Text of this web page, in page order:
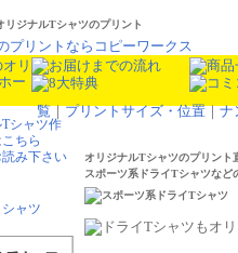
リジナルTシャツのプリント
覧｜プリントサイズ・位置｜ナ
オリジナルTシャツのプリント
スポーツ系ドライTシャツなど